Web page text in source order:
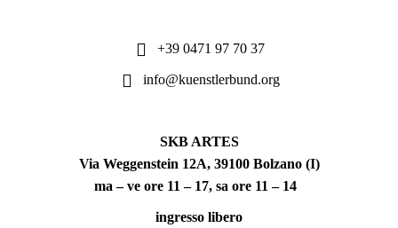
+39 0471 97 70 37
info@kuenstlerbund.org
SKB ARTES
Via Weggenstein 12A, 39100 Bolzano (I)
ma – ve ore 11 – 17, sa ore 11 – 14
ingresso libero